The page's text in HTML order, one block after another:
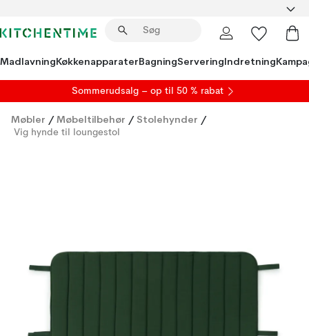
MadlavningKøkkenapparaterBagningServeringIndretning
Sommerudsalg – op til 50 % rabat
Møbler / Møbeltilbehør / Stolehynder /
Vig hynde til loungestol